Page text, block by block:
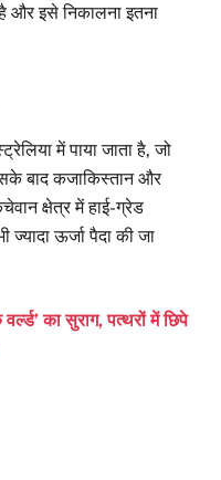
और इसे निकालना इतना
में पाया जाता है, जो
बाद कजाकिस्तान और
क्षेत्र में हाई-ग्रेड
ऊर्जा पैदा की जा
का सुराग, पत्थरों में छिपे